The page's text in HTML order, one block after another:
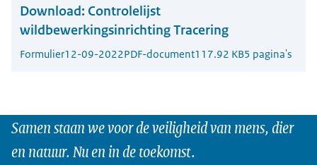
Download: Controlelijst
wildbewerkingsinrichting Tracering
Formulier12-09-2022PDF-document117.92 KB5 pagina's
Samen staan we voor de veiligheid van mens, dier
en natuur. Nu en in de toekomst.